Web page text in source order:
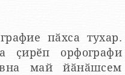
пӑхса тухар.
ҫирӗп орфографи
май йӑнӑшсем